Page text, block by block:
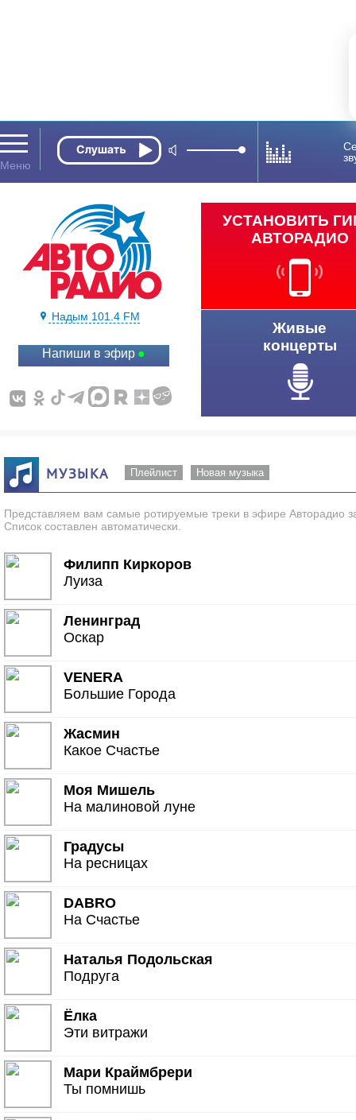
Надым 101.4 FM
Напиши в эфир
УСТАНОВИТЬ
АВТОРАДИО
Живые
концерты
МУЗЫКА Плейлист Новая музыка
Представляем вам самые ротируемые треки в эфире Авторадио
Список составлен автоматически.
Филипп Киркоров
Луиза
Ленинград
Оскар
VENERA
Большие Города
Жасмин
Какое Счастье
Моя Мишель
На малиновой луне
Градусы
На ресницах
DABRO
На Счастье
Наталья Подольская
Подруга
Ёлка
Эти витражи
Мари Краймбрери
Ты помнишь